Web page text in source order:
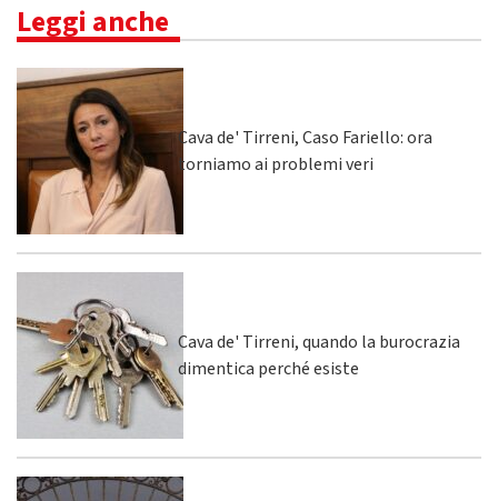
Leggi anche
Cava de' Tirreni, Caso Fariello: ora
torniamo ai problemi veri
Cava de' Tirreni, quando la burocrazia
dimentica perché esiste